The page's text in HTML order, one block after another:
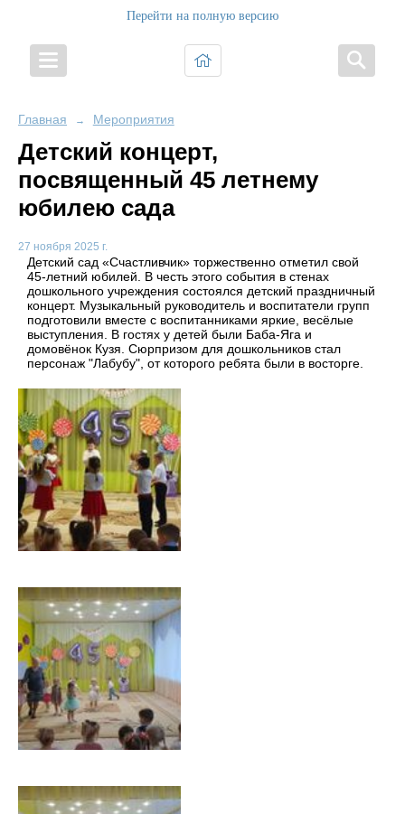
Перейти на полную версию
Главная → Мероприятия
Детский концерт,
посвященный 45 летнему
юбилею сада
27 ноября 2025 г.
Детский сад «Счастливчик» торжественно отметил свой
45-летний юбилей. В честь этого события в стенах
дошкольного учреждения состоялся детский праздничный
концерт. Музыкальный руководитель и воспитатели групп
подготовили вместе с воспитанниками яркие, весёлые
выступления. В гостях у детей были Баба-Яга и
домовёнок Кузя. Сюрпризом для дошкольников стал
персонаж "Лабубу", от которого ребята были в восторге.